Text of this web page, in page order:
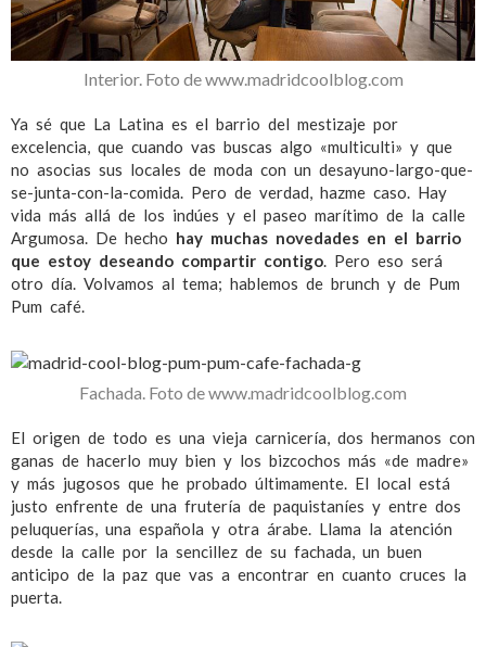
Interior. Foto de www.madridcoolblog.com
Ya sé que La Latina es el barrio del mestizaje por
excelencia, que cuando vas buscas algo «multiculti» y que
no asocias sus locales de moda con un desayuno-largo-que-
se-junta-con-la-comida. Pero de verdad, hazme caso. Hay
vida más allá de los indúes y el paseo marítimo de la calle
Argumosa. De hecho hay muchas novedades en el barrio
que estoy deseando compartir contigo. Pero eso será
otro día. Volvamos al tema; hablemos de brunch y de Pum
Pum café.
Fachada. Foto de www.madridcoolblog.com
El origen de todo es una vieja carnicería, dos hermanos con
ganas de hacerlo muy bien y los bizcochos más «de madre»
y más jugosos que he probado últimamente. El local está
justo enfrente de una frutería de paquistaníes y entre dos
peluquerías, una española y otra árabe. Llama la atención
desde la calle por la sencillez de su fachada, un buen
anticipo de la paz que vas a encontrar en cuanto cruces la
puerta.